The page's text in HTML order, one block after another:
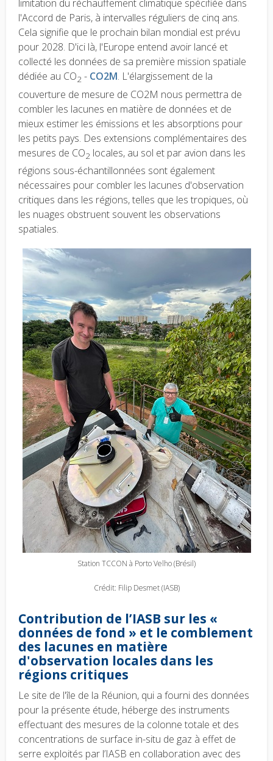
limitation du réchauffement climatique spécifiée dans
l'Accord de Paris, à intervalles réguliers de cinq ans.
Cela signifie que le prochain bilan mondial est prévu
pour 2028. D'ici là, l'Europe entend avoir lancé et
collecté les données de sa première mission spatiale
dédiée au CO2 - CO2M. L'élargissement de la
couverture de mesure de CO2M nous permettra de
combler les lacunes en matière de données et de
mieux estimer les émissions et les absorptions pour
les petits pays. Des extensions complémentaires des
mesures de CO2 locales, au sol et par avion dans les
régions sous-échantillonnées sont également
nécessaires pour combler les lacunes d'observation
critiques dans les régions, telles que les tropiques, où
les nuages obstruent souvent les observations
spatiales.
Station TCCON à Porto Velho (Brésil)
Crédit: Filip Desmet (IASB)
Contribution de l’IASB sur les «
données de fond » et le comblement
des lacunes en matière
d'observation locales dans les
régions critiques
Le site de l'île de la Réunion, qui a fourni des données
pour la présente étude, héberge des instruments
effectuant des mesures de la colonne totale et des
concentrations de surface in-situ de gaz à effet de
serre exploités par l’IASB en collaboration avec des